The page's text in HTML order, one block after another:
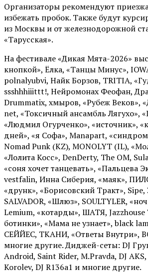
Организаторы рекомендуют
избежать пробок. Также будут
из Москвы и от железнодорожной
«Тарусская».
На фестивале «Дикая Мята-2026»
кнопкой», Ёлка, «Танцы Минус»,
polnalyubvi, Найк Борзов, TRITIA,
ssshhhiiittt!, Нейромонах Феофан,
Drummatix, хмыров, «Рубеж Веков»,
net, «Токсичный ансамбль Лягухо»,
«Людмил Огурченко», «источник»,
дней», «я Софа», Manapart, «синдром
Nomad Punk (KZ), MONOLYT (IL),
«Лолита Косс», DenDerty, The OM,
«соня хочет танцевать», «Пальцева
vestfalin, Инна Сиберия, «маяк»,
«друнк», «Борисовский Тракт», Sipe,
SALVADOR, «Шлюз», SOULTYLER,
Lemium, «котарды», ШАТЯ,
ботинки», «Мама не узнает», black
СЕЙЙЕС, ТКАНИ, «Ответы Внутри»,
многие другие. Диджей-сеты: DJ
Android, Saint Rider, М.Pravda, DJ AKS,
Korolev, DJ R136a1 и многие другие.